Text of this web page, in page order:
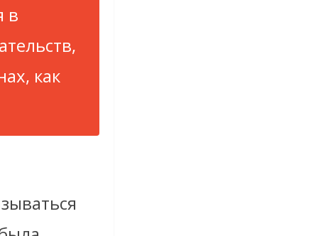
в
как